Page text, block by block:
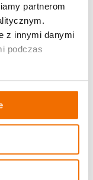
partnerom
z innymi danymi
podczas